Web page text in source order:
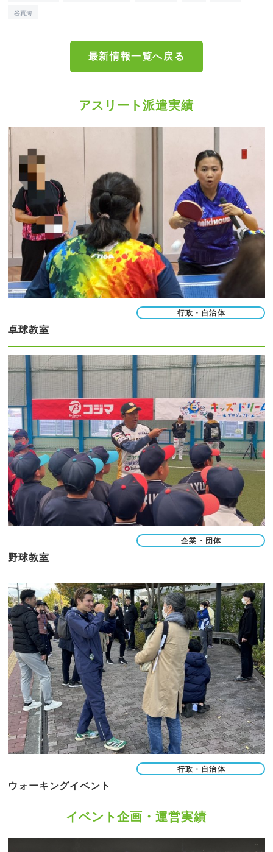
谷真海
最新情報一覧へ戻る
アスリート派遣実績
行政・自治体
卓球教室
企業・団体
野球教室
行政・自治体
ウォーキングイベント
イベント企画・運営実績